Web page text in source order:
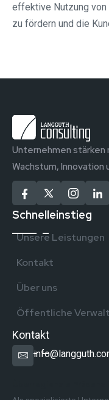
effektive Nutzung
zu fördern und die
Unternehmen
Wachstum, Innovation
Schnelleinstieg
Unsere Leistungen
Kontakt
Über uns
Öffentliche
Kontakt